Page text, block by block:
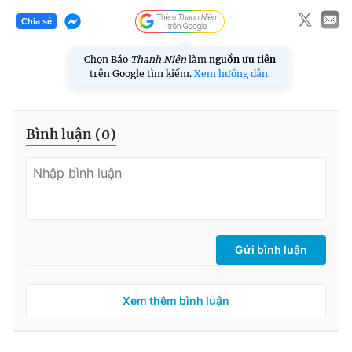
Chia sẻ
Chọn Báo Thanh Niên làm nguồn ưu tiên
trên Google tìm kiếm. Xem hướng dẫn.
Bình luận (0)
Gửi bình luận
Xem thêm bình luận